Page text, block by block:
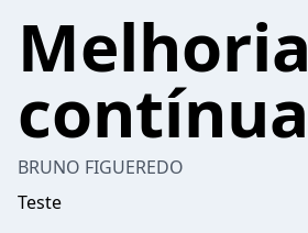
Melhoria
contínua
BRUNO FIGUEREDO
Teste